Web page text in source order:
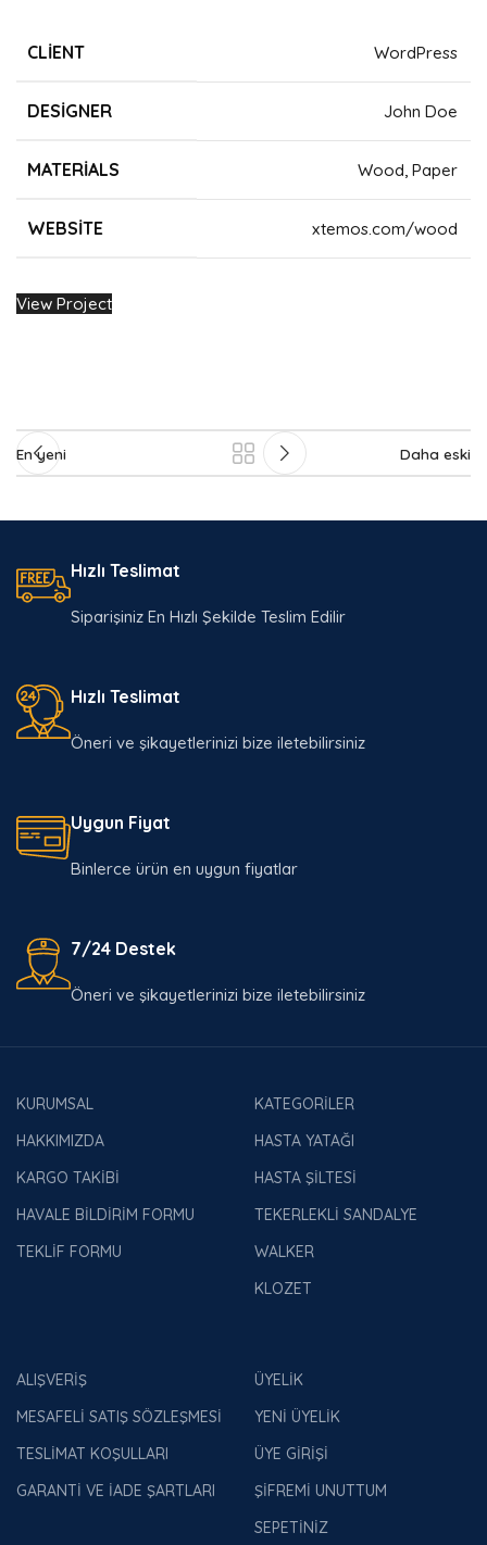
CLIENT WordPress
DESIGNER John Doe
MATERIALS Wood, Paper
WEBSITE xtemos.com/wood
View Project
En yeni Daha eski
Hızlı Teslimat
Siparişiniz En Hızlı Şekilde Teslim Edilir
Hızlı Teslimat
Öneri ve şikayetlerinizi bize iletebilirsiniz
Uygun Fiyat
Binlerce ürün en uygun fiyatlar
7/24 Destek
Öneri ve şikayetlerinizi bize iletebilirsiniz
KURUMSAL
HAKKIMIZDA
KARGO TAKİBİ
HAVALE BİLDİRİM FORMU
TEKLİF FORMU
KATEGORİLER
HASTA YATAĞI
HASTA ŞİLTESİ
TEKERLEKLİ SANDALYE
WALKER
KLOZET
ALIŞVERİŞ
MESAFELİ SATIŞ SÖZLEŞMESİ
TESLİMAT KOŞULLARI
GARANTİ VE İADE ŞARTLARI
ÜYELİK
YENİ ÜYELİK
ÜYE GİRİŞİ
ŞİFREMİ UNUTTUM
SEPETİNİZ